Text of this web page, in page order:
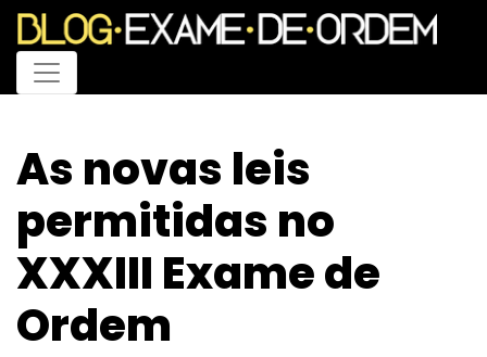
Menu
As novas leis
permitidas no
XXXIII Exame de
Ordem